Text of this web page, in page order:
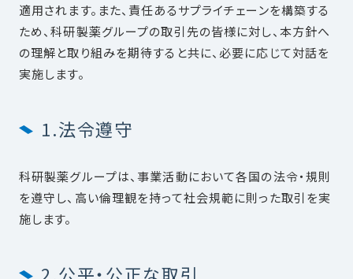
適用されます。また、責任あるサプライチェーンを構築する
ため、科研製薬グループの取引先の皆様に対し、本方針へ
の理解と取り組みを期待すると共に、必要に応じて対話を
実施します。
1.法令遵守
科研製薬グループは、事業活動において各国の法令・規則
を遵守し、高い倫理観を持って社会規範に則った取引を実
施します。
2.公平・公正な取引